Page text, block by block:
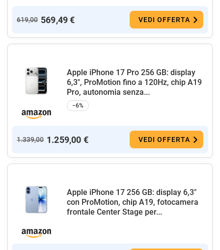
619,00 569,49 € VEDI OFFERTA
Apple iPhone 17 Pro 256 GB: display
6,3", ProMotion fino a 120Hz, chip A19
Pro, autonomia senza...
−6%
1.339,00 1.259,00 € VEDI OFFERTA
Apple iPhone 17 256 GB: display 6,3"
con ProMotion, chip A19, fotocamera
frontale Center Stage per...